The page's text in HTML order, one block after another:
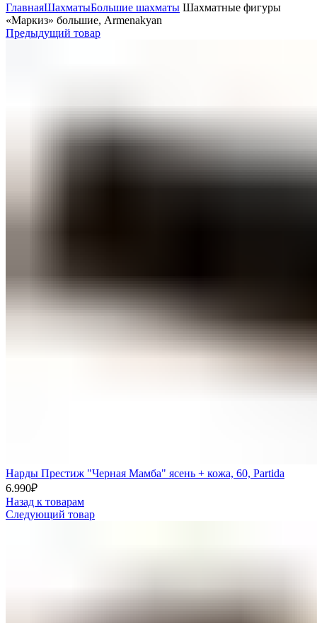
ГлавнаяШахматыБольшие шахматы Шахматные фигуры
«Маркиз» большие, Armenakyan
Предыдущий товар
Нарды Престиж "Черная Мамба" ясень + кожа, 60, Partida
6.990₽
Назад к товарам
Следующий товар